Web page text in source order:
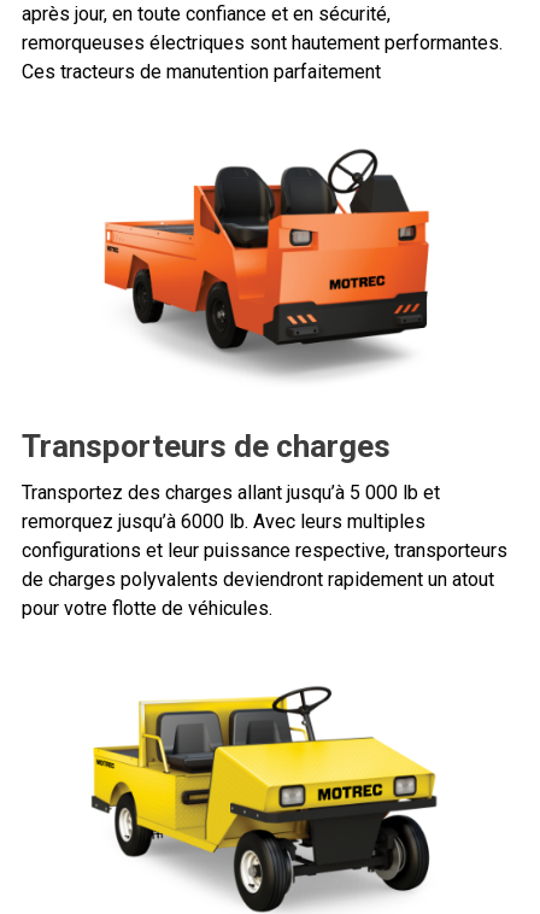
après jour, en toute confiance et en sécurité,
remorqueuses électriques sont hautement performantes.
Ces tracteurs de manutention parfaitement
Transporteurs de charges
Transportez des charges allant jusqu’à 5 000 lb et
remorquez jusqu’à 6000 lb. Avec leurs multiples
configurations et leur puissance respective, transporteurs
de charges polyvalents deviendront rapidement un atout
pour votre flotte de véhicules.